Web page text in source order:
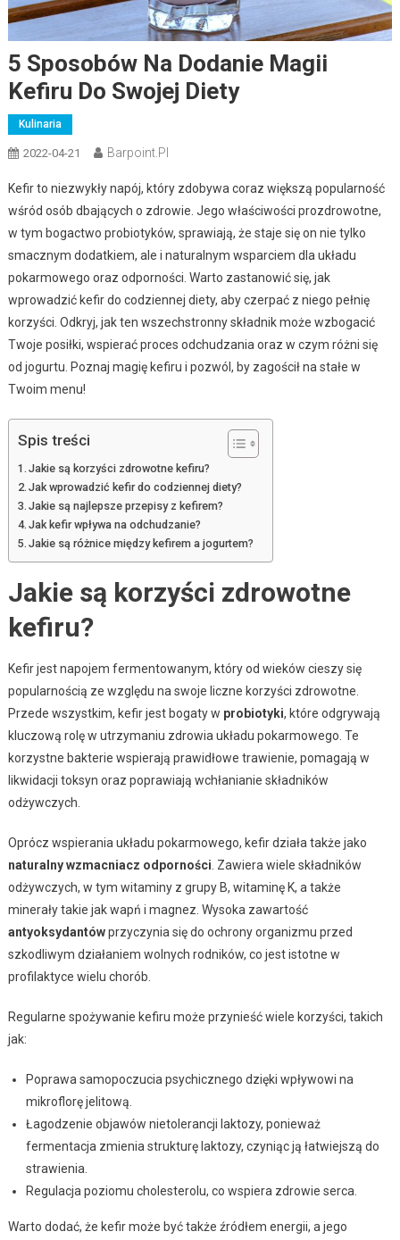
5 Sposobów Na Dodanie Magii
Kefiru Do Swojej Diety
Kulinaria
2022-04-21 Barpoint.pl
Kefir to niezwykły napój, który zdobywa coraz większą popularność
wśród osób dbających o zdrowie. Jego właściwości prozdrowotne,
w tym bogactwo probiotyków, sprawiają, że staje się on nie tylko
smacznym dodatkiem, ale i naturalnym wsparciem dla układu
pokarmowego oraz odporności. Warto zastanowić się, jak
wprowadzić kefir do codziennej diety, aby czerpać z niego pełnię
korzyści. Odkryj, jak ten wszechstronny składnik może wzbogacić
Twoje posiłki, wspierać proces odchudzania oraz w czym różni się
od jogurtu. Poznaj magię kefiru i pozwól, by zagościł na stałe w
Twoim menu!
Spis treści
Jakie są korzyści zdrowotne kefiru?
Jak wprowadzić kefir do codziennej diety?
Jakie są najlepsze przepisy z kefirem?
Jak kefir wpływa na odchudzanie?
Jakie są różnice między kefirem a jogurtem?
Jakie są korzyści zdrowotne
kefiru?
Kefir jest napojem fermentowanym, który od wieków cieszy się
popularnością ze względu na swoje liczne korzyści zdrowotne.
Przede wszystkim, kefir jest bogaty w probiotyki, które odgrywają
kluczową rolę w utrzymaniu zdrowia układu pokarmowego. Te
korzystne bakterie wspierają prawidłowe trawienie, pomagają w
likwidacji toksyn oraz poprawiają wchłanianie składników
odżywczych.
Oprócz wspierania układu pokarmowego, kefir działa także jako
naturalny wzmacniacz odporności . Zawiera wiele składników
odżywczych, w tym witaminy z grupy B, witaminę K, a także
minerały takie jak wapń i magnez. Wysoka zawartość
antyoksydantówprzyczynia się do ochrony organizmu przed
szkodliwym działaniem wolnych rodników, co jest istotne w
profilaktyce wielu chorób.
Regularne spożywanie kefiru może przynieść wiele korzyści, takich
jak:
Poprawa samopoczucia psychicznego dzięki wpływowi na
mikroflorę jelitową.
Łagodzenie objawów nietolerancji laktozy, ponieważ
fermentacja zmienia strukturę laktozy, czyniąc ją łatwiejszą do
strawienia.
Regulacja poziomu cholesterolu, co wspiera zdrowie serca.
Warto dodać, że kefir może być także źródłem energii, a jego